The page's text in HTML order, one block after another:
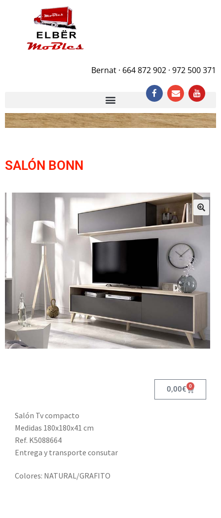
Bernat · 664 872 902 · 972 500 371
SALÓN BONN
0,00€ 0
Salón Tv compacto
Medidas 180x180x41 cm
Ref. K5088664
Entrega y transporte consutar
Colores: NATURAL/GRAFITO